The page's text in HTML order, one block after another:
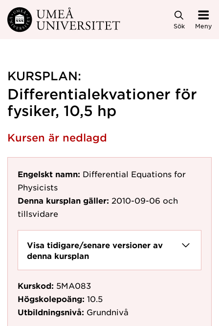
Hoppa direkt till innehållet
Sök Meny
KURSPLAN:
Differentialekvationer för
fysiker, 10,5 hp
Kursen är nedlagd
Engelskt namn: Differential Equations for
Physicists
Denna kursplan gäller: 2010-09-06 och
tillsvidare
Visa tidigare/senare versioner av
denna kursplan
Kurskod: 5MA083
Högskolepoäng: 10.5
Utbildningsnivå: Grundnivå